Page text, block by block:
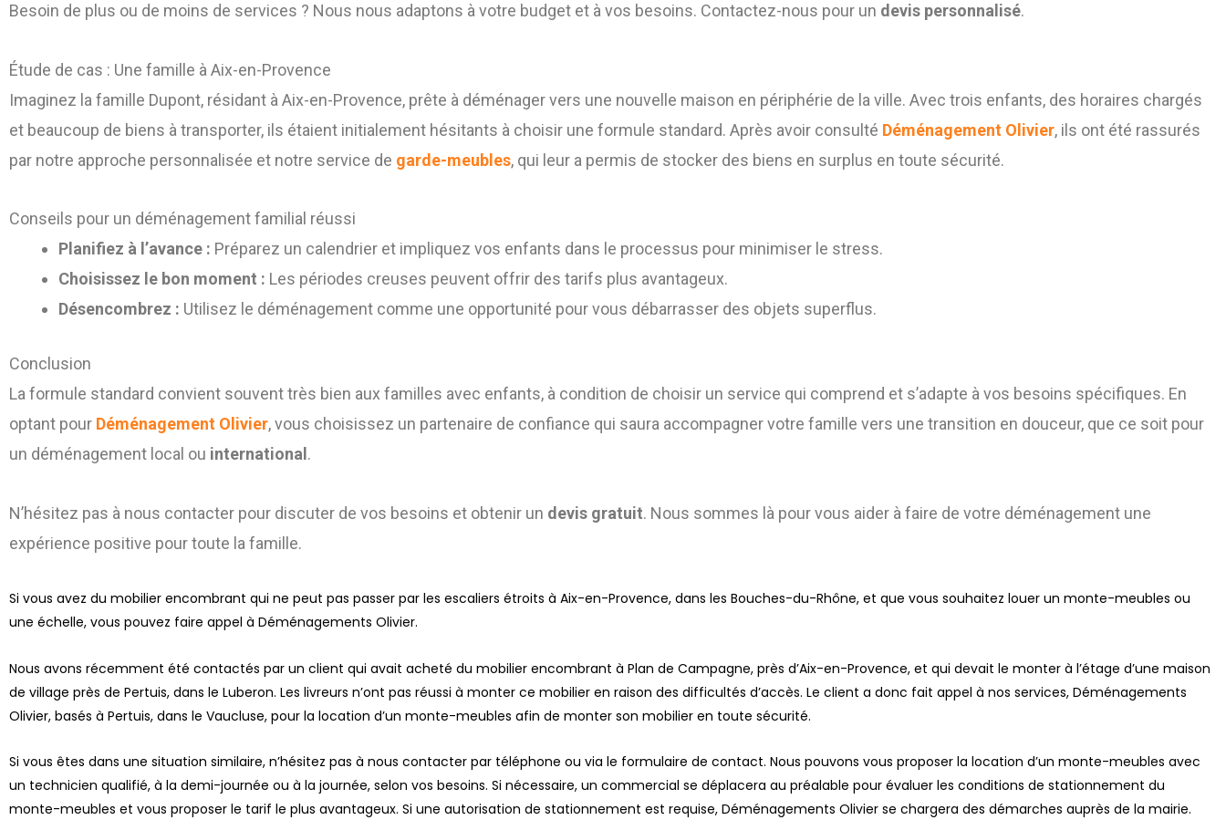
Besoin de plus ou de moins de services ? Nous nous adaptons à votre budget et à vos besoins. Contactez-nous pour un devis personnalisé.
Étude de cas : Une famille à Aix-en-Provence
Imaginez la famille Dupont, résidant à Aix-en-Provence, prête à déménager vers une nouvelle maison en périphérie de la ville. Avec trois enfants, des horaires chargés
et beaucoup de biens à transporter, ils étaient initialement hésitants à choisir une formule standard. Après avoir consulté Déménagement Olivier, ils ont été rassurés
par notre approche personnalisée et notre service de garde-meubles, qui leur a permis de stocker des biens en surplus en toute sécurité.
Conseils pour un déménagement familial réussi
Planifiez à l’avance : Préparez un calendrier et impliquez vos enfants dans le processus pour minimiser le stress.
Choisissez le bon moment : Les périodes creuses peuvent offrir des tarifs plus avantageux.
Désencombrez : Utilisez le déménagement comme une opportunité pour vous débarrasser des objets superflus.
Conclusion
La formule standard convient souvent très bien aux familles avec enfants, à condition de choisir un service qui comprend et s’adapte à vos besoins spécifiques. En
optant pour Déménagement Olivier, vous choisissez un partenaire de confiance qui saura accompagner votre famille vers une transition en douceur, que ce soit pour
un déménagement local ou international .
N’hésitez pas à nous contacter pour discuter de vos besoins et obtenir un devis gratuit. Nous sommes là pour vous aider à faire de votre déménagement une
expérience positive pour toute la famille.
Si vous avez du mobilier encombrant qui ne peut pas passer par les escaliers étroits à Aix-en-Provence, dans les Bouches-du-Rhône, et que vous souhaitez louer un monte-meubles ou
une échelle, vous pouvez faire appel à Déménagements Olivier.
Nous avons récemment été contactés par un client qui avait acheté du mobilier encombrant à Plan de Campagne, près d’Aix-en-Provence, et qui devait le monter à l’étage d’une maison
de village près de Pertuis, dans le Luberon. Les livreurs n’ont pas réussi à monter ce mobilier en raison des difficultés d’accès. Le client a donc fait appel à nos services, Déménagements
Olivier, basés à Pertuis, dans le Vaucluse, pour la location d’un monte-meubles afin de monter son mobilier en toute sécurité.
Si vous êtes dans une situation similaire, n’hésitez pas à nous contacter par téléphone ou via le formulaire de contact. Nous pouvons vous proposer la location d’un monte-meubles avec
un technicien qualifié, à la demi-journée ou à la journée, selon vos besoins. Si nécessaire, un commercial se déplacera au préalable pour évaluer les conditions de stationnement du
monte-meubles et vous proposer le tarif le plus avantageux. Si une autorisation de stationnement est requise, Déménagements Olivier se chargera des démarches auprès de la mairie.